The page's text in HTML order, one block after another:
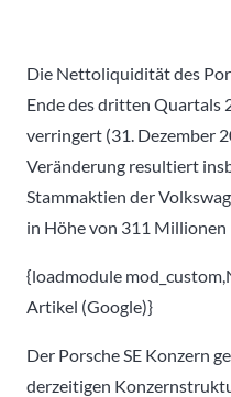
Die Nettoliquidität des
Ende des dritten Quartals
verringert (31. Dezember
Veränderung resultiert
Stammaktien der
in Höhe von 311 Millionen
{loadmodule
Artikel (Google)}
Der Porsche SE Konzern
derzeitigen